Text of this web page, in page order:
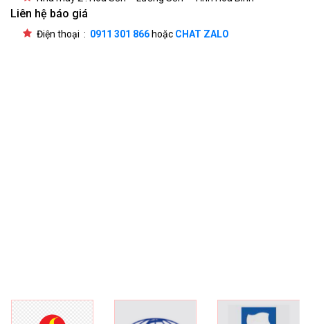
Liên hệ báo giá
Điện thoại : 0911 301 866 hoặc CHAT ZALO